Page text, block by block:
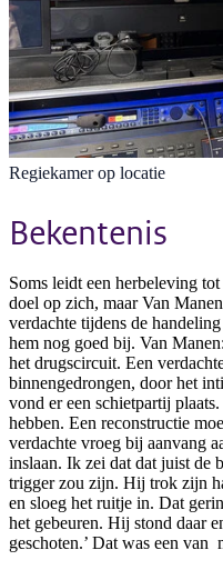
Regiekamer op locatie
Bekentenis
Soms leidt een herbeleving
doel op zich, maar Van
verdachte tijdens de
hem nog goed bij. Van
het drugscircuit. Een
binnengedrongen, door het
vond er een schietpartij
hebben. Een reconstructie
verdachte vroeg bij aanvang
inslaan. Ik zei dat dat juist de
trigger zou zijn. Hij trok zijn
en sloeg het ruitje in. Dat
het gebeuren. Hij stond daar
geschoten.’ Dat was een